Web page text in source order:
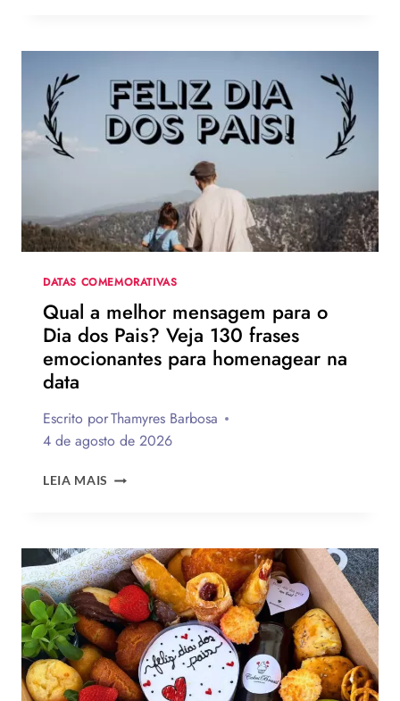
ZENDAYA
TURNÊ
DE
DIVULGAÇÃO
DE
UM
NOVO
DIA
DATAS COMEMORATIVAS
Qual a melhor mensagem para o
Dia dos Pais? Veja 130 frases
emocionantes para homenagear na
data
Escrito porThamyres Barbosa
4 de agosto de 2026
LEIA MAIS QUAL
PARA
O
DIA
DOS
PAIS?
VEJA
130
FRASES